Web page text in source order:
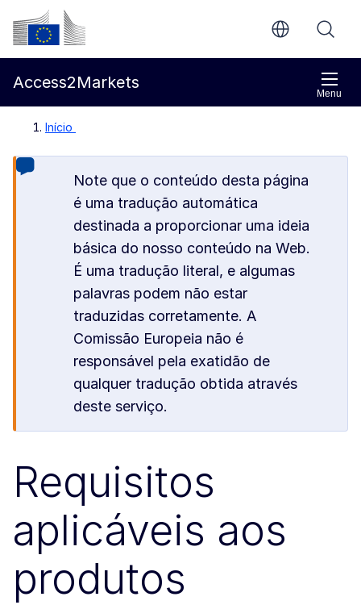
Ir para o conteúdo principal
Comissão Europeia
Menu
Access2Markets
Início
Note que o conteúdo desta página
é uma tradução automática
destinada a proporcionar uma ideia
básica do nosso conteúdo na Web.
É uma tradução literal, e algumas
palavras podem não estar
traduzidas corretamente. A
Comissão Europeia não é
responsável pela exatidão de
qualquer tradução obtida através
deste serviço.
Requisitos
aplicáveis aos
produtos